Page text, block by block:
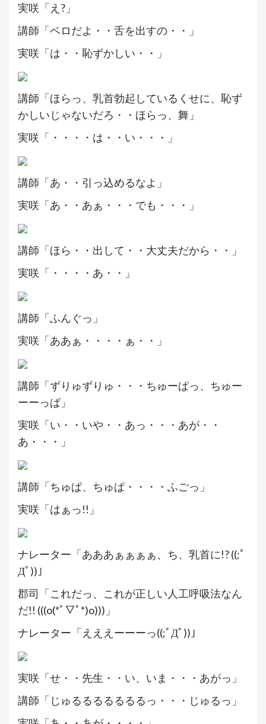
実咲「え?」
講師「ベロだよ・・舌を出すの・・」
実咲「は・・恥ずかしい・・」
講師「ほらっ、乳首勃起しているくせに、恥ず
かしいじゃないだろ・・ほらっ、舞」
実咲「・・・・は・・い・・・」
講師「あ・・引っ込めるなよ」
実咲「あ・・あぁ・・・でも・・・」
講師「ほら・・出して・・大丈夫だから・・」
実咲「・・・・あ・・」
講師「ふんぐっ」
実咲「ああぁ・・・・ぁ・・」
講師「ずりゅずりゅ・・・ちゅーぱっ、ちゅー
ーーっぱ」
実咲「い・・いや・・あっ・・・あが・・
あ・・・」
講師「ちゅぱ、ちゅぱ・・・・ふごっ」
実咲「はぁっ!!」
ナレーター「あああぁぁぁぁ、ち、乳首に!? ((;ﾟ
Дﾟ))」
郡司「これだっ、これが正しい人工呼吸法なん
だ!! (((o(*ﾟ▽ﾟ*)o)))」
ナレーター「えええーーーっ((;ﾟДﾟ))」
実咲「せ・・先生・・い、いま・・・あがっ」
講師「じゅるるるるるるるっ・・・じゅるっ」